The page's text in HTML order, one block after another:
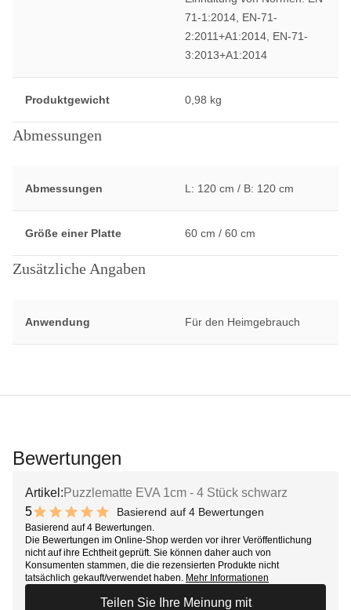
71-1:2014, EN-71-
2:2011+A1:2014, EN-71-
3:2013+A1:2014
Produktgewicht 0,98 kg
Abmessungen
Abmessungen L: 120 cm / B: 120 cm
Größe einer Platte 60 cm / 60 cm
Zusätzliche Angaben
Anwendung Für den Heimgebrauch
Bewertungen
Artikel: Puzzlematte EVA 1cm - 4 Stück schwarz
5
10 out of 10 stars
Basierend auf 4 Bewertungen
Basierend auf 4 Bewertungen.
Die Bewertungen im Online-Shop werden vor ihrer Veröffentlichung
nicht auf ihre Echtheit geprüft. Sie können daher auch von
Konsumenten stammen, die die rezensierten Produkte nicht
tatsächlich gekauft/verwendet haben. Mehr Informationen
Teilen Sie Ihre Meinung mit